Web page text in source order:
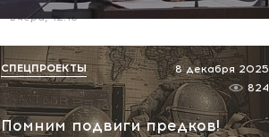
вчера, 12:18
Помним подвиги предков!
8 декабря 2025
824
СПЕЦПРОЕКТЫ